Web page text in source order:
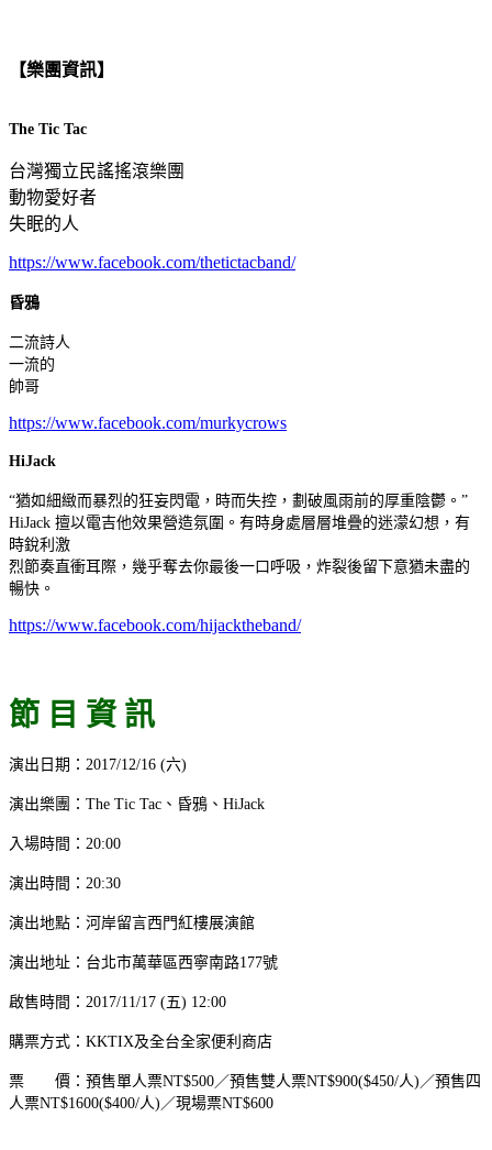
【樂團資訊】
The Tic Tac
台灣獨立民謠搖滾樂團
動物愛好者
失眠的人
https://www.facebook.com/thetictacband/​
昏鴉
二流詩人
一流的
帥哥
https://www.facebook.com/murkycrows​
HiJack
“猶如細緻而暴烈的狂妄閃電，時而失控，劃破風雨前的厚重陰鬱。”
HiJack 擅以電吉他效果營造氛圍。有時身處層層堆疊的迷濛幻想，有
時銳利激
烈節奏直衝耳際，幾乎奪去你最後一口呼吸，炸裂後留下意猶未盡的
暢快。
https://www.facebook.com/hijacktheband/
節 目 資 訊
演出日期：2017/12/16 (六)
演出樂團：The Tic Tac、昏鴉、HiJack
入場時間：20:00
演出時間：20:30
演出地點：河岸留言西門紅樓展演館
演出地址：台北市萬華區西寧南路177號
啟售時間：2017/11/17 (五) 12:00
購票方式：KKTIX及全台全家便利商店
票 價：預售單人票NT$500／預售雙人票NT$900($450/人)／預售四
人票NT$1600($400/人)／現場票NT$600